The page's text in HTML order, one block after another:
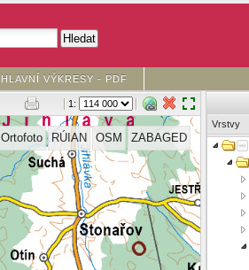
HLAVNÍ VÝKRESY - PDF
1:
Ortofoto RÚIAN OSM ZABAGED
Vrstvy